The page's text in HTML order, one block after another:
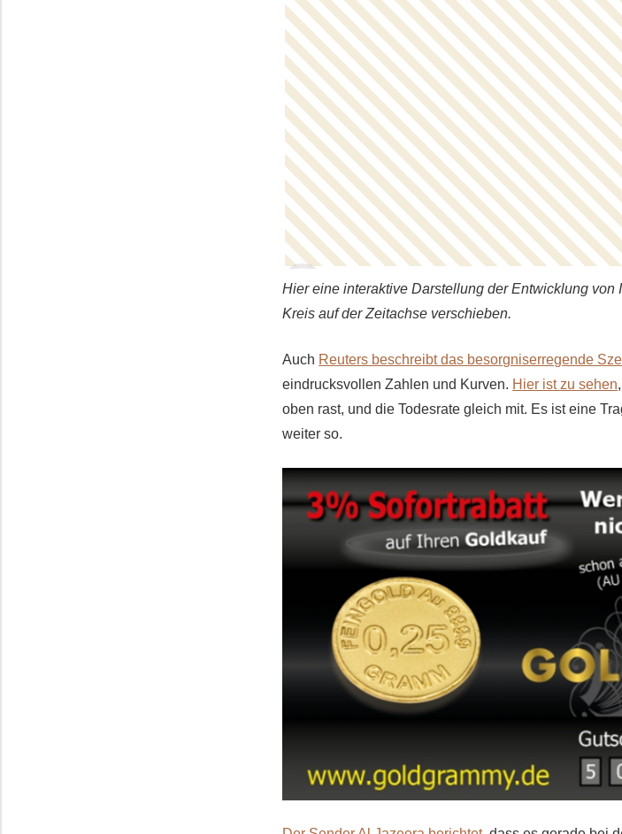
Hier eine interaktive Darstellung der Entwicklung
Kreis auf der Zeitachse verschieben.
Auch Reuters beschreibt das besorgniserregende
eindrucksvollen Zahlen und Kurven. Hier ist zu sehen
oben rast, und die Todesrate gleich mit. Es ist eine
weiter so.